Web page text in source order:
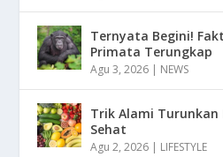
Ternyata Begini!
Primata Terungkap
Agu 3, 2026 | NEWS
Trik Alami Turunkan
Sehat
Agu 2, 2026 | LIFESTYLE